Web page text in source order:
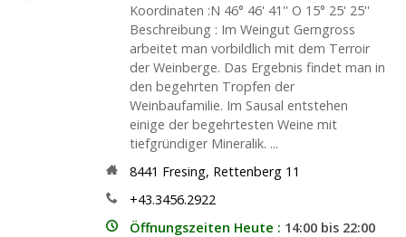
Koordinaten :N 46° 46' 41'' O 15° 25' 25''
Beschreibung : Im Weingut Gerngross
arbeitet man vorbildlich mit dem Terroir
der Weinberge. Das Ergebnis findet man in
den begehrten Tropfen der
Weinbaufamilie. Im Sausal entstehen
einige der begehrtesten Weine mit
tiefgründiger Mineralik. ...
8441 Fresing, Rettenberg 11
+43.3456.2922
Öffnungszeiten Heute : 14:00 bis 22:00